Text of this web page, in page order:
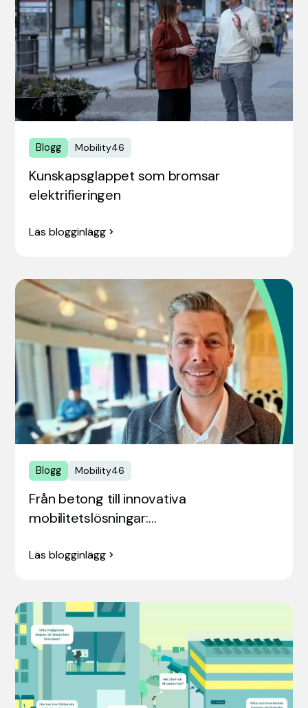
Blogg Mobility46
Kunskapsglappet som bromsar
elektrifieringen
Läs blogginlägg
Blogg Mobility46
Från betong till innovativa
mobilitetslösningar:…
Läs blogginlägg